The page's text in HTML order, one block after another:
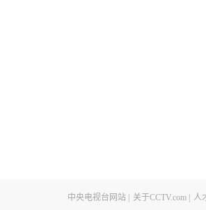
中央电视台网站 关于CCTV.com 人